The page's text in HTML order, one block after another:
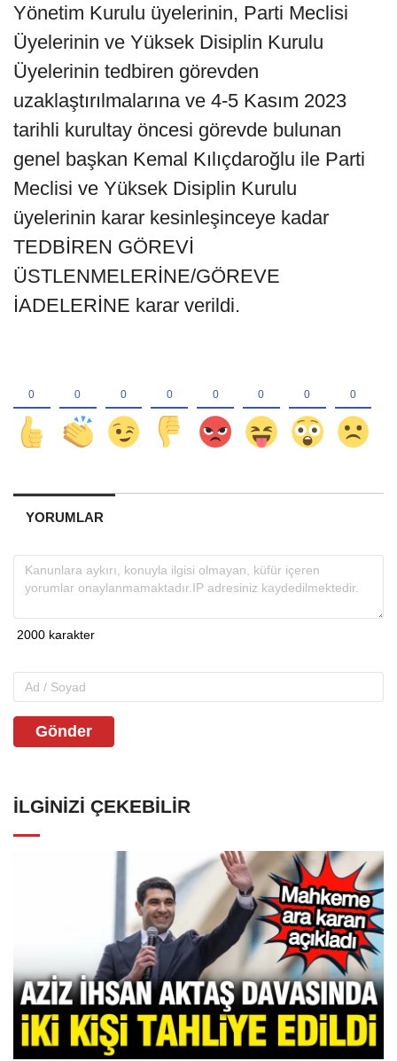
Yönetim Kurulu üyelerinin, Parti Meclisi
Üyelerinin ve Yüksek Disiplin Kurulu
Üyelerinin tedbiren görevden
uzaklaştırılmalarına ve 4-5 Kasım 2023
tarihli kurultay öncesi görevde bulunan
genel başkan Kemal Kılıçdaroğlu ile Parti
Meclisi ve Yüksek Disiplin Kurulu
üyelerinin karar kesinleşinceye kadar
TEDBİREN GÖREVİ
ÜSTLENMELERİNE/GÖREVE
İADELERİNE karar verildi.
YORUMLAR
Gönder
İLGINIZI ÇEKEBILIR